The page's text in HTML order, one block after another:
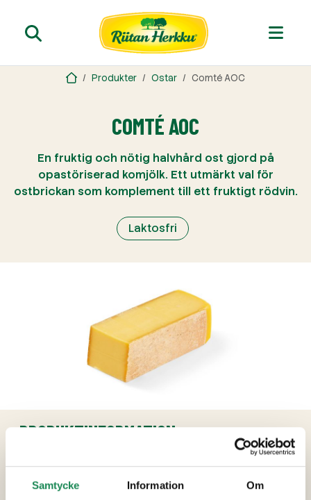
Samtycke Information Om
Produkter Ostar Comté AOC
COMTÉ AOC
En fruktig och nötig halvhård ost gjord på
opastöriserad komjölk. Ett utmärkt val för
ostbrickan som komplement till ett fruktigt rödvin.
Laktosfri
PRODUKTINFORMATION
Ingredienser
Opastöriserad komjölk, salt, kultur, löpe.